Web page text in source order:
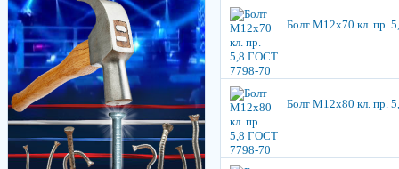
Болт М12х70 кл. пр.
Болт М12х80 кл. пр.